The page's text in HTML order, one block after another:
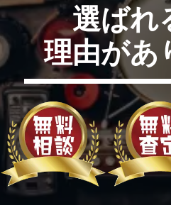
選ばれ
理由があ